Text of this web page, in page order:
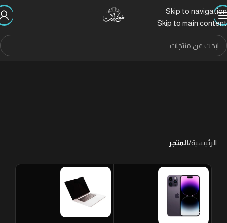
Skip to navigation
Skip to main content
الرئيسية/المتجر